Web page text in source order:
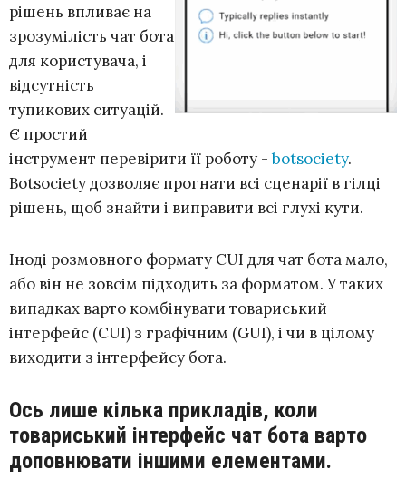
рішень впливає на
зрозумілість чат бота
для користувача, і
відсутність
тупикових ситуацій.
Є простий
інструмент перевірити її роботу -botsociety.
Botsociety дозволяє прогнати всі сценарії в гілці
рішень, щоб знайти і виправити всі глухі кути.
Іноді розмовного формату CUI для чат бота мало,
або він не зовсім підходить за форматом. У таких
випадках варто комбінувати товариський
інтерфейс (CUI) з графічним (GUI), і чи в цілому
виходити з інтерфейсу бота.
Ось лише кілька прикладів, коли
товариський інтерфейс чат бота варто
доповнювати іншими елементами.